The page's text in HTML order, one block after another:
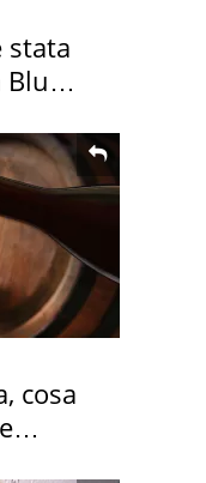
stata
Blu
cosa